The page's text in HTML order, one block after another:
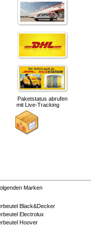
Paketstatus abrufen
mit Live-Tracking
Marken
Black&Decker
Electrolux
Hoover